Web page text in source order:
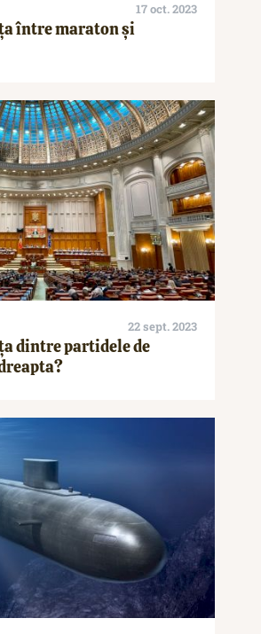
17 oct. 2023
între maraton și
22 sept. 2023
dintre partidele de